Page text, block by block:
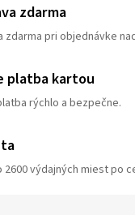
zdarma
zdarma pri objednávke
platba kartou
rýchlo a bezpečne.
2600 výdajných miest po